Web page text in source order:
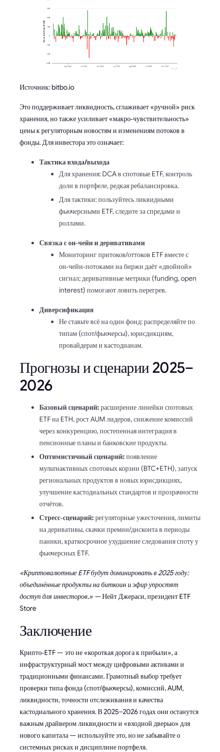
Источник: bitbo.io
Это поддерживает ликвидность, сглаживает «ручной» риск
хранения, но также усиливает «макро‑чувствительность»
цены к регуляторным новостям и изменениям потоков в
фонды. Для инвестора это означает:
Тактика входа/выхода
Для хранения: DCA в спотовые ETF, контроль
доли в портфеле, редкая ребалансировка.
Для тактики: пользуйтесь ликвидными
фьючерсными ETF, следите за спредами и
роллами.
Связка с он‑чейн и деривативами
Мониторинг притоков/оттоков ETF вместе с
он‑чейн‑потоками на биржи даёт «двойной»
сигнал; деривативные метрики (funding, open
interest) помогают ловить перегрев.
Диверсификация
Не ставьте всё на один фонд: распределяйте по
типам (спот/фьючерсы), юрисдикциям,
провайдерам и кастодианам.
Прогнозы и сценарии 2025–
2026
Базовый сценарий:расширение линейки спотовых
ETF на ETH, рост AUM лидеров, снижение комиссий
через конкуренцию, постепенная интеграция в
пенсионные планы и банковские продукты.
Оптимистичный сценарий:появление
мультиактивных спотовых корзин (BTC+ETH), запуск
региональных продуктов в новых юрисдикциях,
улучшение кастодиальных стандартов и прозрачности
отчётов.
Стресс‑сценарий:регуляторные ужесточения, лимиты
на деривативы, скачки премии/дисконта в периоды
паники, краткосрочное ухудшение следования споту у
фьючерсных ETF.
«Криптовалютные ETF будут доминировать в 2025 году:
объединённые продукты на биткоин и эфир упростят
доступ для инвесторов.» —Нейт Джераси, президент ETF
Store
Заключение
Крипто‑ETF — это не «короткая дорога к прибыли», а
инфраструктурный мост между цифровыми активами и
традиционными финансами. Грамотный выбор требует
проверки типа фонда (спот/фьючерсы), комиссий, AUM,
ликвидности, точности отслеживания и качества
кастодиального хранения. В 2025–2026 годах они останутся
важным драйвером ликвидности и «входной дверью» для
нового капитала — используйте это, но не забывайте о
системных рисках и дисциплине портфеля.